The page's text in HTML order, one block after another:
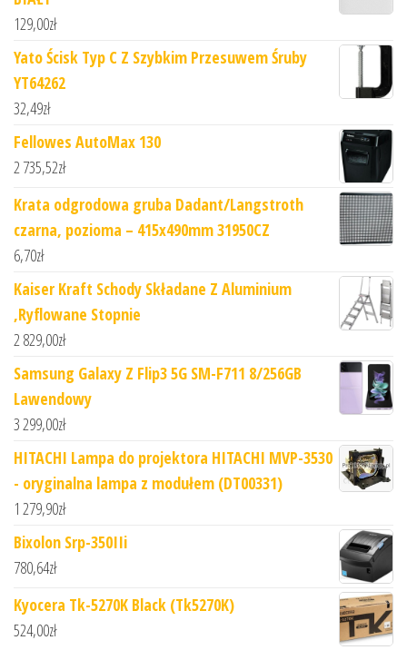
129,00zł
Yato Ścisk Typ C Z Szybkim Przesuwem Śruby
YT64262
32,49zł
Fellowes AutoMax 130
2 735,52zł
Krata odgrodowa gruba Dadant/Langstroth
czarna, pozioma – 415x490mm 31950CZ
6,70zł
Kaiser Kraft Schody Składane Z Aluminium
,Ryflowane Stopnie
2 829,00zł
Samsung Galaxy Z Flip3 5G SM-F711 8/256GB
Lawendowy
3 299,00zł
HITACHI Lampa do projektora HITACHI MVP-3530
- oryginalna lampa z modułem (DT00331)
1 279,90zł
Bixolon Srp-350IIi
780,64zł
Kyocera Tk-5270K Black (Tk5270K)
524,00zł